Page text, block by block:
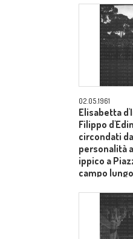
02.05.1961
Elisabetta
Filippo
circondati
personalità
ippico a
campo lungo